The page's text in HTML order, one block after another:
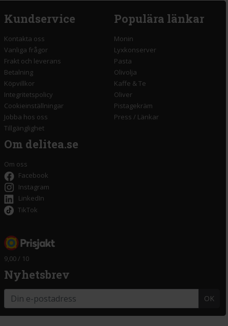
Kundservice
Kontakta oss
Vanliga frågor
Frakt och leverans
Betalning
Köpvillkor
Integritetspolicy
Cookieinställningar
Jobba hos oss
Tillgänglighet
Populära länkar
Monin
Lyxkonserver
Pasta
Olivolja
Kaffe & Te
Oliver
Pistagekräm
Press / Länkar
Om delitea.se
Om oss
Facebook
Instagram
LinkedIn
TikTok
9,00 / 10
Nyhetsbrev
OK